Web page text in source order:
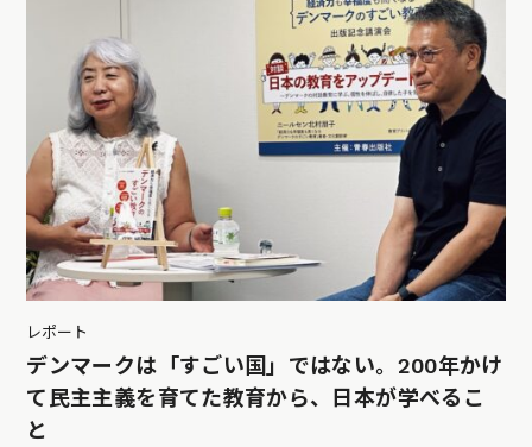
レポート
デンマークは「すごい国」ではない。200年かけ
て民主主義を育てた教育から、日本が学べるこ
と